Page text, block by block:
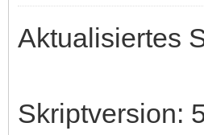
Aktualisiertes
Skriptversion: